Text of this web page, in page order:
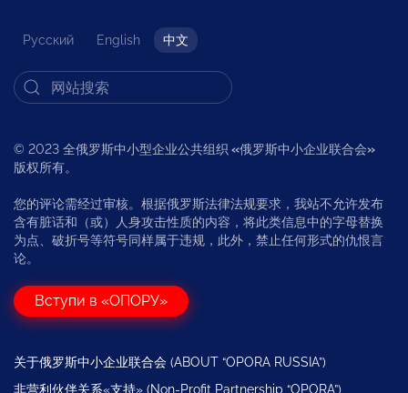
Русский English 中文
© 2023 全俄罗斯中小型企业公共组织 «俄罗斯中小企业联合会»
版权所有。
您的评论需经过审核。根据俄罗斯法律法规要求，我站不允许发布
含有脏话和（或）人身攻击性质的内容，将此类信息中的字母替换
为点、破折号等符号同样属于违规，此外，禁止任何形式的仇恨言
论。
Вступи в «ОПОРУ»
关于俄罗斯中小企业联合会 (ABOUT “OPORA RUSSIA”)
非营利伙伴关系«支持» (Non-Profit Partnership “OPORA”)